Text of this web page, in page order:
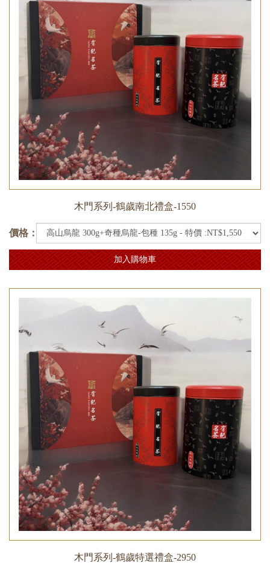
木門系列-鶴歲南北禮盒-1550
價格：
加入購物車
木門系列-鶴歲特選禮盒-2950